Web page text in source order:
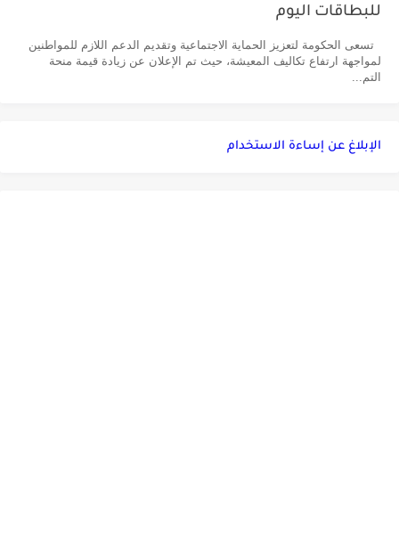
للبطاقات اليوم
تسعى الحكومة لتعزيز الحماية الاجتماعية وتقديم الدعم اللازم للمواطنين
لمواجهة ارتفاع تكاليف المعيشة، حيث تم الإعلان عن زيادة قيمة منحة
التم...
الإبلاغ عن إساءة الاستخدام